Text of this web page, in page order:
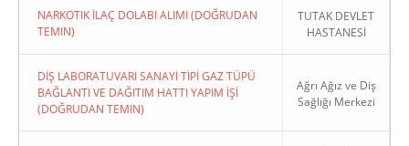
NARKOTIK İLAÇ DOLABI ALIMI (DOĞRUDAN
TEMIN)
TUTAK DEVLET
HASTANESİ
DİŞ LABORATUVARI SANAYİ TİPİ GAZ TÜPÜ
BAĞLANTI VE DAĞITIM HATTI YAPIM İŞİ
(DOĞRUDAN TEMIN)
Ağrı Ağız ve Diş
Sağlığı Merkezi